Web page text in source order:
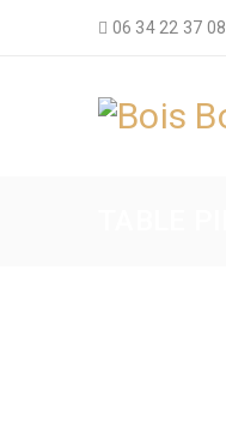
06 34 22 37 08